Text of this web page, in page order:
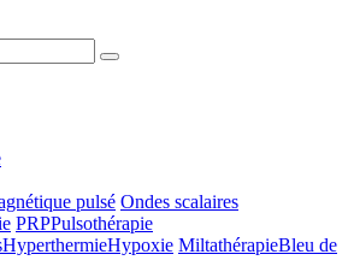
pulsé Ondes scalaires
PRPPulsothérapie
HyperthermieHypoxie MiltathérapieBleu de